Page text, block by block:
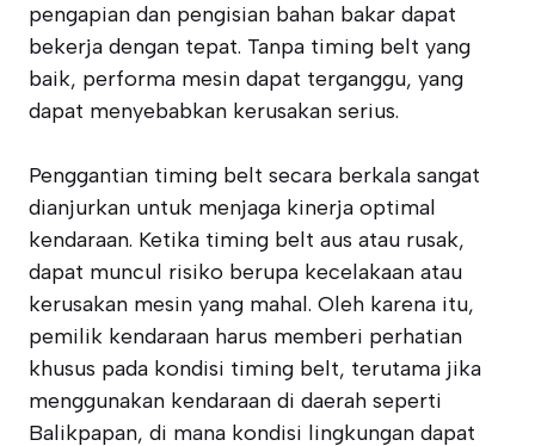
pengapian dan pengisian bahan bakar dapat
bekerja dengan tepat. Tanpa timing belt yang
baik, performa mesin dapat terganggu, yang
dapat menyebabkan kerusakan serius.
Penggantian timing belt secara berkala sangat
dianjurkan untuk menjaga kinerja optimal
kendaraan. Ketika timing belt aus atau rusak,
dapat muncul risiko berupa kecelakaan atau
kerusakan mesin yang mahal. Oleh karena itu,
pemilik kendaraan harus memberi perhatian
khusus pada kondisi timing belt, terutama jika
menggunakan kendaraan di daerah seperti
Balikpapan, di mana kondisi lingkungan dapat